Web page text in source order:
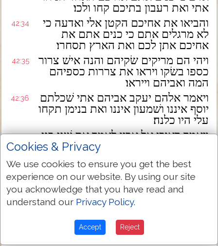
אתי ואת רעבון בתיכם קחו ולכו׃
42:34
והביאו את אחיכם הקטן אלי ואדעה כי
לא מרגלים אתם כי כנים אתם את
אחיכם אתן לכם ואת הארץ תסחרו׃
42:35
ויהי הם מריקים שׂקיהם והנה אישׁ צרור
כספו בשׂקו ויראו את צררות כספיהם
המה ואביהם וייראו׃
42:36
ויאמר אלהם יעקב אביהם אתי שׁכלתם
יוסף איננו ושׁמעון איננו ואת בנימן תקחו
עלי היו כלנה׃
42:37
ויאמר ראובן אל אביו לאמר את שׁני בני
תמית אם לא אביאנו אליך תנה אתו על
ידי ואני אשׁיבנו אליך׃
42:38
ויאמר לא ירד בני עמכם כי אחיו מת
והוא לבדו נשׁאר וקראהו אסון בדרך
אשׁר תלכו בה והורדתם את שׂיבתי ביגון
Next Chapter »
Cookies & Privacy
We use cookies to ensure you get the best
experience on our website. By using our site
you acknowledge that you have read and
understand our Privacy Policy.
Accept Reject